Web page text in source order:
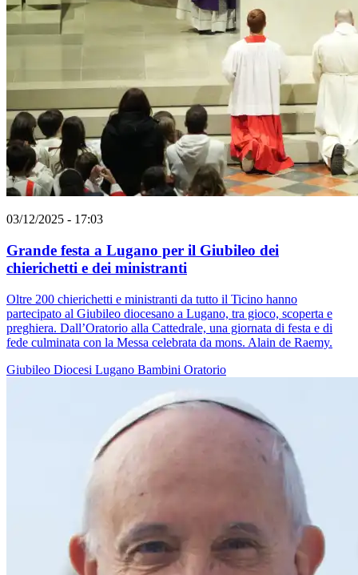
03/12/2025 - 17:03
Grande festa a Lugano per il Giubileo dei
chierichetti e dei ministranti
Oltre 200 chierichetti e ministranti da tutto il Ticino hanno
partecipato al Giubileo diocesano a Lugano, tra gioco, scoperta e
preghiera. Dall’Oratorio alla Cattedrale, una giornata di festa e di
fede culminata con la Messa celebrata da mons. Alain de Raemy.
Giubileo Diocesi Lugano Bambini Oratorio